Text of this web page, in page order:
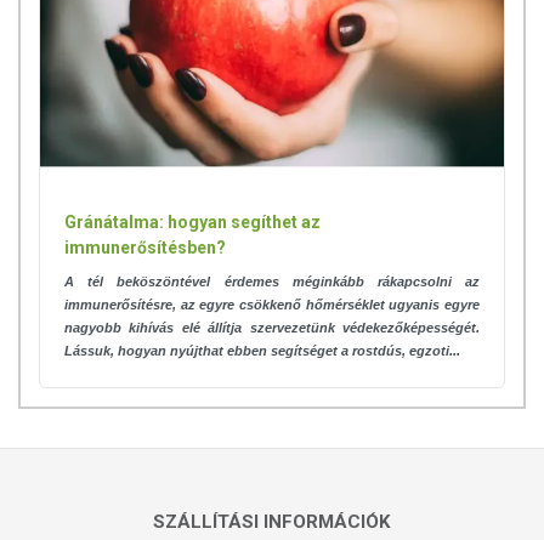
Gránátalma: hogyan segíthet az
immunerősítésben?
A tél beköszöntével érdemes méginkább rákapcsolni az
immunerősítésre, az egyre csökkenő hőmérséklet ugyanis egyre
nagyobb kihívás elé állítja szervezetünk védekezőképességét.
Lássuk, hogyan nyújthat ebben segítséget a rostdús, egzoti...
SZÁLLÍTÁSI INFORMÁCIÓK